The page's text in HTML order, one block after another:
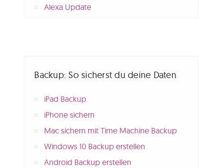
Alexa Update
Backup: So sicherst du deine Daten
iPad Backup
iPhone sichern
Mac sichern mit Time Machine Backup
Windows 10 Backup erstellen
Android Backup erstellen